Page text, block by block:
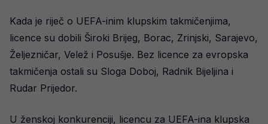
Kada je riječ o UEFA-inim klupskim takmičenjima,
licence su dobili Široki Brijeg, Borac, Zrinjski, Sarajevo,
Željezničar, Velež i Posušje. Bez licence za evropska
takmičenja ostali su Sloga Doboj, Radnik Bijeljina i
Rudar Prijedor.
U ženskoj konkurenciji, licencu za UEFA-ina klupska